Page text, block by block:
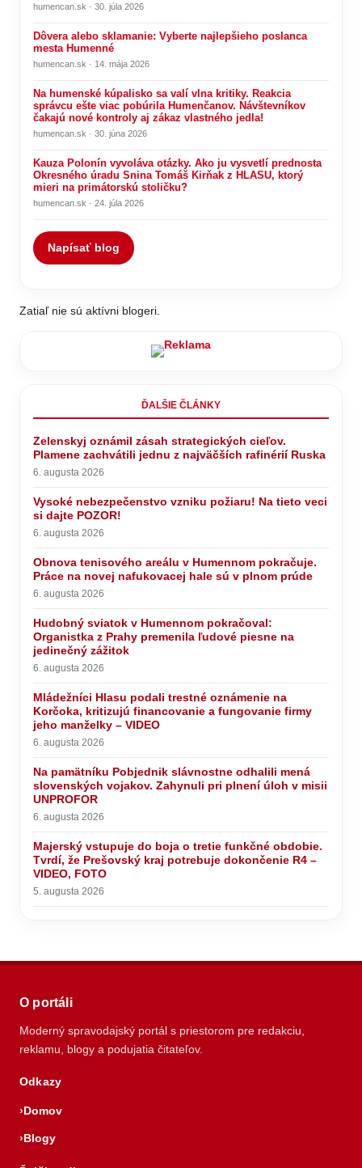
humencan.sk · 30. júla 2026
Dôvera alebo sklamanie: Vyberte najlepšieho poslanca
mesta Humenné
humencan.sk · 14. mája 2026
Na humenské kúpalisko sa valí vlna kritiky. Reakcia
správcu ešte viac pobúrila Humenčanov. Návštevníkov
čakajú nové kontroly aj zákaz vlastného jedla!
humencan.sk · 30. júna 2026
Kauza Polonín vyvoláva otázky. Ako ju vysvetlí prednosta
Okresného úradu Snina Tomáš Kirňak z HLASU, ktorý
mieri na primátorskú stoličku?
humencan.sk · 24. júla 2026
Napísať blog
Zatiaľ nie sú aktívni blogeri.
ĎALŠIE ČLÁNKY
Zelenskyj oznámil zásah strategických cieľov.
Plamene zachvátili jednu z najväčších rafinérií Ruska
6. augusta 2026
Vysoké nebezpečenstvo vzniku požiaru! Na tieto veci
si dajte POZOR!
6. augusta 2026
Obnova tenisového areálu v Humennom pokračuje.
Práce na novej nafukovacej hale sú v plnom prúde
6. augusta 2026
Hudobný sviatok v Humennom pokračoval:
Organistka z Prahy premenila ľudové piesne na
jedinečný zážitok
6. augusta 2026
Mládežníci Hlasu podali trestné oznámenie na
Korčoka, kritizujú financovanie a fungovanie firmy
jeho manželky – VIDEO
6. augusta 2026
Na pamätníku Pobjednik slávnostne odhalili mená
slovenských vojakov. Zahynuli pri plnení úloh v misii
UNPROFOR
6. augusta 2026
Majerský vstupuje do boja o tretie funkčné obdobie.
Tvrdí, že Prešovský kraj potrebuje dokončenie R4 –
VIDEO, FOTO
5. augusta 2026
O portáli
Moderný spravodajský portál s priestorom pre redakciu,
reklamu, blogy a podujatia čitateľov.
Odkazy
Domov
Blogy